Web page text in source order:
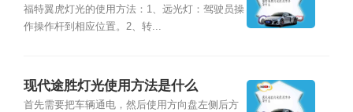
福特翼虎灯光的使用方法：1、远光灯：驾驶员操
作操作杆到相应位置。2、转...
现代途胜灯光使用方法是什么
首先需要把车辆通电，然后使用方向盘左侧后方